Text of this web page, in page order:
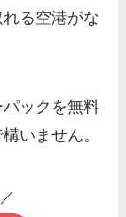
る空港がな
ックを無料
いません。